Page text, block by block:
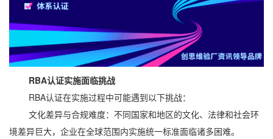
RBA认证实施面临挑战
RBA认证在实施过程中可能遇到以下挑战：
文化差异与合规难度：不同国家和地区的文化、法律和社会环
境差异巨大，企业在全球范围内实施统一标准面临诸多困难。